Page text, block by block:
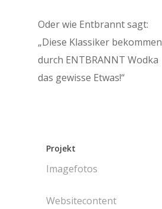
Oder wie Entbrannt sagt:
„Diese Klassiker bekommen
durch ENTBRANNT Wodka
das gewisse Etwas!“
Projekt
Imagefotos
Websitecontent